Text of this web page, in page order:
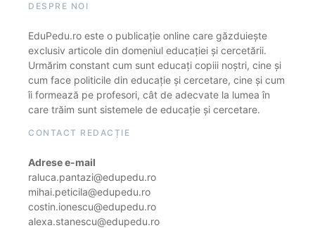
DESPRE NOI
EduPedu.ro este o publicație online care găzduiește
exclusiv articole din domeniul educației și cercetării.
Urmărim constant cum sunt educați copiii noștri, cine și
cum face politicile din educație și cercetare, cine și cum
îi formează pe profesori, cât de adecvate la lumea în
care trăim sunt sistemele de educație și cercetare.
CONTACT REDACȚIE
Adrese e-mail
raluca.pantazi@edupedu.ro
mihai.peticila@edupedu.ro
costin.ionescu@edupedu.ro
alexa.stanescu@edupedu.ro